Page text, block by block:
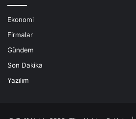
Ekonomi
Firmalar
Gündem
Son Dakika
Yazılım